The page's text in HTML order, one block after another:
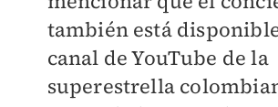
también está
canal de YouTube de la
superestrella